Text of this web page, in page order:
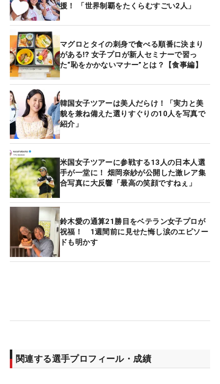
援！ 「世界制覇をたくらむすごい2人」
マグロとタイの刺身で食べる順番に決まり
がある⁉ 女子プロが新人セミナーで習っ
た“恥をかかないマナー”とは？【食事編】
韓国女子ツアーは美人だらけ！「実力と美
貌を兼ね備えた選りすぐりの10人を写真で
紹介」
米国女子ツアーに参戦する13人の日本人選
手が一堂に！ 畑岡奈紗が公開した激レア集
合写真に大反響「最高の笑顔ですねぇ」
鈴木愛の通算21勝目をベテラン女子プロが
祝福！ 1週間前に見せた悔し涙のエピソー
ドも明かす
関連する選手プロフィール・成績